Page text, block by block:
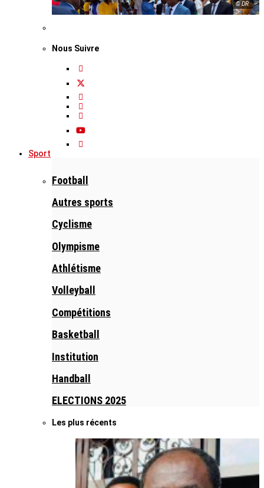
© DR
Nous Suivre
Sport
Football
Autres sports
Cyclisme
Olympisme
Athlétisme
Volleyball
Compétitions
Basketball
Institution
Handball
ELECTIONS 2025
Les plus récents